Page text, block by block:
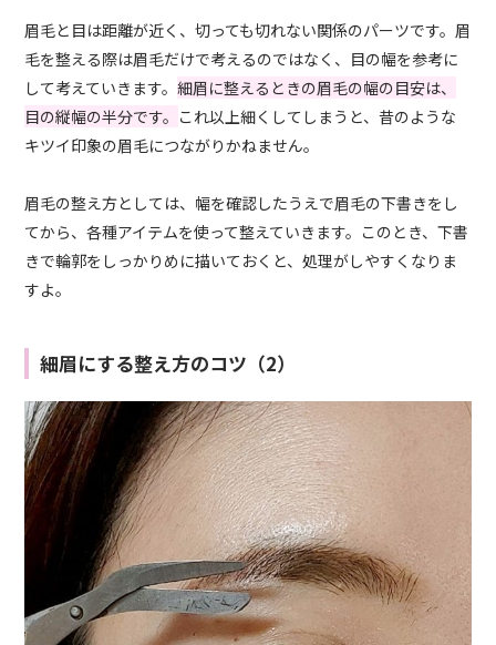
眉毛と目は距離が近く、切っても切れない関係のパーツです。眉
毛を整える際は眉毛だけで考えるのではなく、目の幅を参考に
して考えていきます。細眉に整えるときの眉毛の幅の目安は、
目の縦幅の半分です。 これ以上細くしてしまうと、昔のような
キツイ印象の眉毛につながりかねません。
眉毛の整え方としては、幅を確認したうえで眉毛の下書きをし
てから、各種アイテムを使って整えていきます。このとき、下書
きで輪郭をしっかりめに描いておくと、処理がしやすくなりま
すよ。
細眉にする整え方のコツ（2）